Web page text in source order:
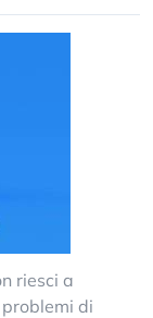
riesci a
di